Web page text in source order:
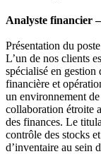
Analyste financier
Présentation du poste
L’un de nos clients
spécialisé en
financière et
un environnement
collaboration étroite
des finances. Le
contrôle des stocks
d’inventaire au sein